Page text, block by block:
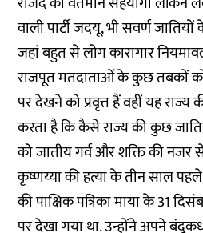
वाली पार्टी जदयू, भी सवर्ण
जहां बहुत से लोग कारागार
राजपूत मतदाताओं के कुछ तबकों
पर देखने को प्रवृत्त हैं वहीं यह
करता है कि कैसे राज्य की कुछ
को जातीय गर्व और शक्ति की नजर
कृष्णय्या की हत्या के तीन साल
की पाक्षिक पत्रिका माया के 31
पर देखा गया था. उन्होंने अपने